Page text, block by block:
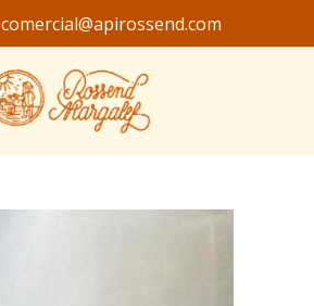
comercial@apirossend.com